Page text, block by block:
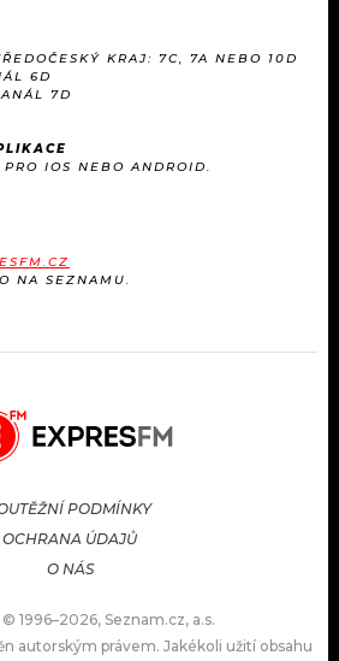
KRAJ: 7C, 7A NEBO 10D
6D
7D
PRO IOS NEBO ANDROID.
NA SEZNAMU.
PODMÍNKY
OCHRANA ÚDAJŮ
O NÁS
1996–2026, Seznam.cz, a.s.
autorským právem. Jakékoli užití obsahu